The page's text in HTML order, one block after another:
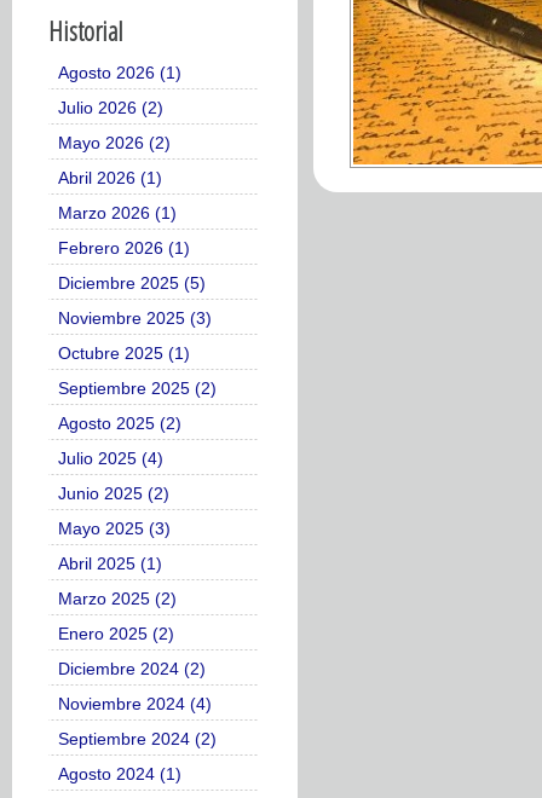
Historial
Agosto 2026 (1)
Julio 2026 (2)
Mayo 2026 (2)
Abril 2026 (1)
Marzo 2026 (1)
Febrero 2026 (1)
Diciembre 2025 (5)
Noviembre 2025 (3)
Octubre 2025 (1)
Septiembre 2025 (2)
Agosto 2025 (2)
Julio 2025 (4)
Junio 2025 (2)
Mayo 2025 (3)
Abril 2025 (1)
Marzo 2025 (2)
Enero 2025 (2)
Diciembre 2024 (2)
Noviembre 2024 (4)
Septiembre 2024 (2)
Agosto 2024 (1)